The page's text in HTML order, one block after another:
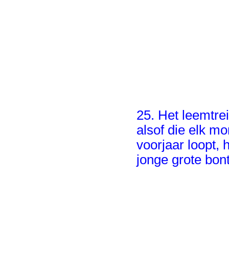
25. Het
alsof die elk
voorjaar loopt,
jonge grote